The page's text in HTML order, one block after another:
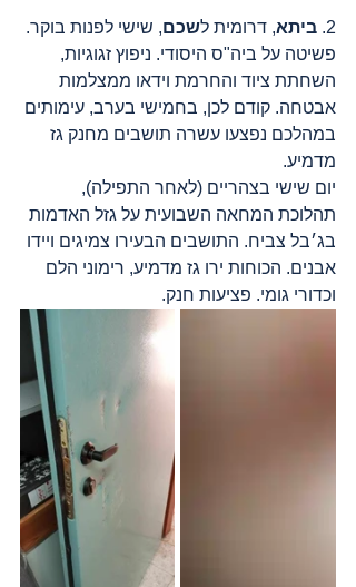
2. ביתא, דרומית לשכם, שישי לפנות בוקר.
פשיטה על ביה"ס היסודי. ניפוץ זגוגיות,
השחתת ציוד והחרמת וידאו ממצלמות
אבטחה. קודם לכן, בחמישי בערב, עימותים
במהלכם נפצעו עשרה תושבים מחנק גז
מדמיע.
יום שישי בצהריים (לאחר התפילה),
תהלוכת המחאה השבועית על גזל האדמות
בג׳בל צביח. התושבים הבעירו צמיגים ויידו
אבנים. הכוחות ירו גז מדמיע, רימוני הלם
וכדורי גומי. פציעות חנק.